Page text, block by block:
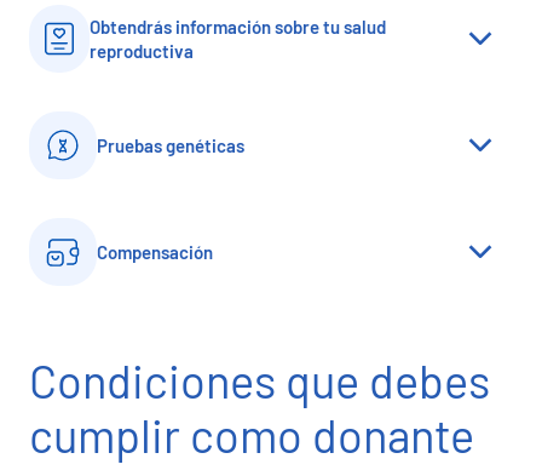
Obtendrás información sobre tu salud
reproductiva
Pruebas genéticas
Compensación
Condiciones que debes
cumplir como donante